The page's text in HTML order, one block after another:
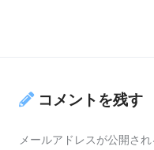
コメントを残す
メールアドレスが公開さ